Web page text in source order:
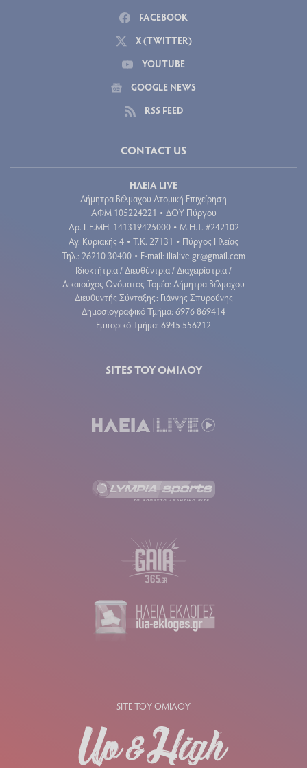
FACEBOOK
X (TWITTER)
YOUTUBE
GOOGLE NEWS
RSS FEED
CONTACT US
ΗΛΕΙΑ LIVE
Δήμητρα Βέλμαχου Ατομική Επιχείρηση
ΑΦΜ 105224221 • ΔΟΥ Πύργου
Aρ. Γ.Ε.ΜΗ. 141319425000 • Μ.Η.Τ. #242102
Αγ. Κυριακής 4 • Τ.Κ. 27131 • Πύργος Ηλείας
Τηλ.: 26210 30400 • E-mail: ilialive.gr@gmail.com
Ιδιοκτήτρια / Διευθύντρια / Διαχειρίστρια /
Δικαιούχος Ονόματος Τομέα: Δήμητρα Βέλμαχου
Διευθυντής Σύνταξης: Γιάννης Σπυρούνης
Δημοσιογραφικό Τμήμα: 6976 869414
Εμπορικό Τμήμα: 6945 556212
SITES ΤΟΥ ΟΜΙΛΟΥ
SITE ΤΟΥ ΟΜΙΛΟΥ